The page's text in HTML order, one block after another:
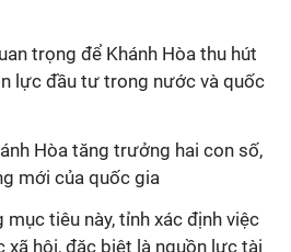
trọng để Khánh Hòa thu hút
lực đầu tư trong nước và quốc
Hòa tăng trưởng hai con số,
mới của quốc gia
tiêu này, tỉnh xác định việc
xã hội, đặc biệt là nguồn lực tài